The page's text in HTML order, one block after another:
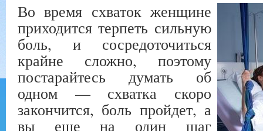
Во время схваток женщине
приходится терпеть сильную
боль, и сосредоточиться
крайне сложно, поэтому
постарайтесь думать об
одном — схватка скоро
закончится, боль пройдет, а
вы еще на один шаг